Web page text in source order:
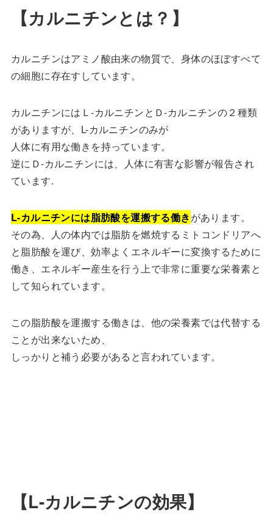
【カルニチンとは？】
カルニチンはアミノ酸由来の物質で、身体のほぼすべて
の細胞に存在すしています。
カルニチンにはＬ-カルニチンとＤ-カルニチンの２種類
がありますが、L-カルニチンのみが
人体に有用な働きを持っています。
逆にＤ-カルニチンには、人体に有害な影響が報告され
ています.
L-カルニチンには脂肪酸を運搬する働きがあります。
その為、人の体内では脂肪を燃焼するミトコンドリアへ
と脂肪酸を運び、効率よくエネルギーに変換するために
働き、エネルギー産生を行う上で非常に重要な栄養素と
して知られています。
この脂肪酸を運搬する働きは、他の栄養素では代替する
ことが出来ないため、
しっかりと補う必要があると言われています。
【L-カルニチンの効果】